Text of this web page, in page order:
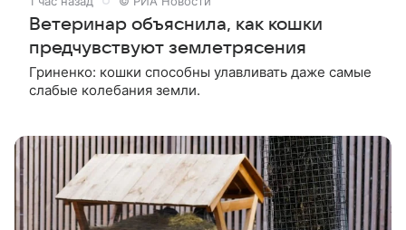
Ветеринар объяснила, как кошки
предчувствуют землетрясения
Гриненко: кошки способны улавливать даже самые
слабые колебания земли.